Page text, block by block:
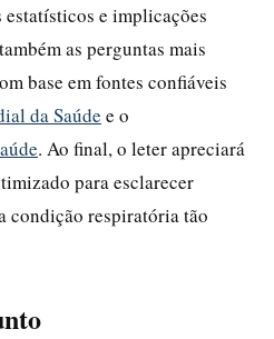
estatísticos e implicações
as perguntas mais
base em fontes confiáveis
da Saúde e o
. Ao final, o leter apreciará
para esclarecer
condição respiratória tão